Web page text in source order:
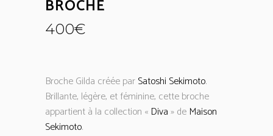
BROCHE
400€
Broche Gilda créée parSatoshi Sekimoto.
Brillante, légère, et féminine, cette broche
appartient à la collection « Diva» de Maison
Sekimoto.